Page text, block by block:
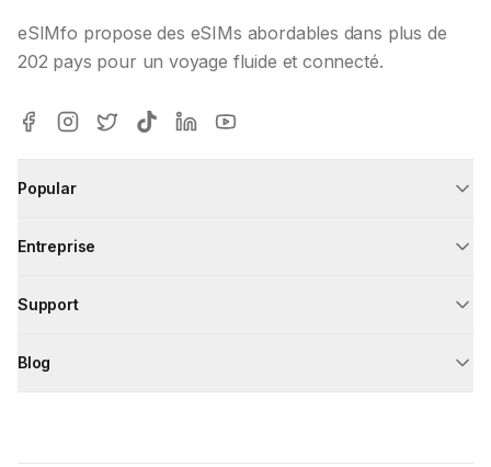
eSIMfo propose des eSIMs abordables dans plus de
202 pays pour un voyage fluide et connecté.
Popular
Entreprise
Support
Blog